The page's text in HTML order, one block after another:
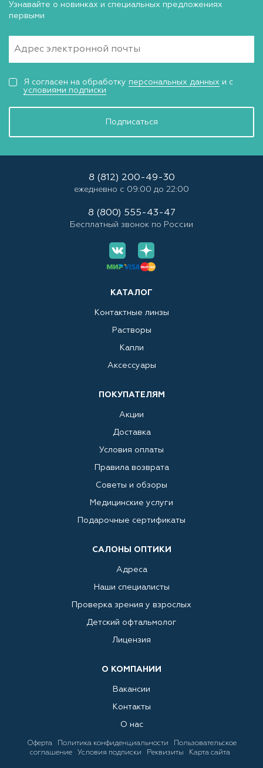
Узнавайте о новинках и специальных предложениях
первыми
Подписаться
Я согласен на обработку персональных данных и с
условиями подписки
КАТАЛОГ
Контактные линзы
Растворы
Капли
Аксессуары
ПОКУПАТЕЛЯМ
Акции
Доставка
Условия оплаты
Правила возврата
Советы и обзоры
Медицинские услуги
Подарочные сертификаты
САЛОНЫ ОПТИКИ
Адреса
Наши специалисты
Проверка зрения у взрослых
Детский офтальмолог
Лицензия
О КОМПАНИИ
Вакансии
Контакты
О нас
8 (812) 200-49-30
ежедневно с 09:00 до 22:00
8 (800) 555-43-47
Бесплатный звонок по России
Оферта Политика конфиденциальности
Пользовательское
соглашение
Условия подписки Реквизиты Карта сайта